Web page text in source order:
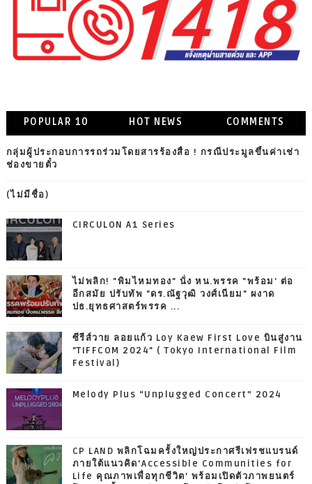
POPULAR 10 HOT NEWS COMMENTS
กลุ่มผู้ประกอบการรถร่วมโดยสารร้องสื่อ ! กรณีประมูลขึ้นค่าเช่า
ช่องขายตั๋ว
(ไม่มีชื่อ)
CIRCULON A1 Series
ไม่พลิก! "พิมไหมทอง" นั่ง หน.พรรค "พร้อม' ต่อ
อีกสมัย ปรับทัพ "ดร.ณัฐวุฒิ วงศ์เนียม" ผงาด
ปธ.ยุทธศาสตร์พรรค ...
ซีรีส์วาย ลอยแก้ว Loy Kaew First Love บินสู่งาน
"TIFFCOM 2024" ( Tokyo International Film
Festival)
Melody Plus “Unplugged Concert” 2024
CP LAND พลิกโฉมครั้งใหญ่ประกาศรีเฟรชแบรนด์
ภายใต้แนวคิด‘Accessible Communities for
Life คุณภาพเพื่อทุกชีวิต’ พร้อมเปิดตัวภาพยนตร์